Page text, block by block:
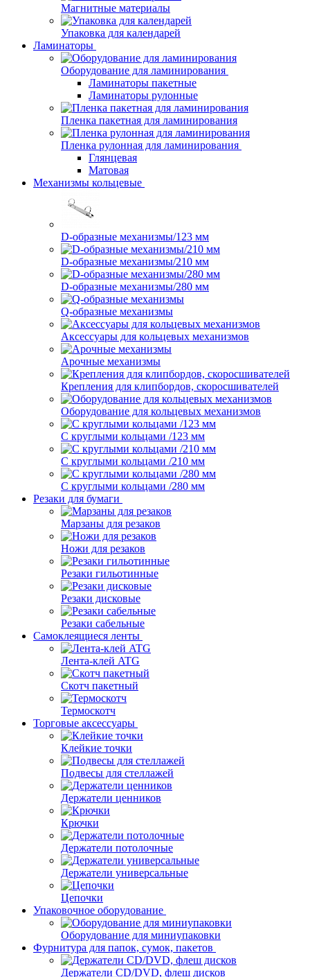
Магнитные материалы
Упаковка для календарей
Ламинаторы
Оборудование для ламинирования
Ламинаторы пакетные
Ламинаторы рулонные
Пленка пакетная для ламинирования
Пленка рулонная для ламинирования
Глянцевая
Матовая
Механизмы кольцевые
D-образные механизмы/123 мм
D-образные механизмы/210 мм
D-образные механизмы/280 мм
Q-образные механизмы
Аксессуары для кольцевых механизмов
Арочные механизмы
Крепления для клипбордов, скоросшивателей
Оборудование для кольцевых механизмов
С круглыми кольцами /123 мм
С круглыми кольцами /210 мм
С круглыми кольцами /280 мм
Резаки для бумаги
Марзаны для резаков
Ножи для резаков
Резаки гильотинные
Резаки дисковые
Резаки сабельные
Самоклеящиеся ленты
Лента-клей ATG
Скотч пакетный
Термоскотч
Торговые аксессуары
Клейкие точки
Подвесы для стеллажей
Держатели ценников
Крючки
Держатели потолочные
Держатели универсальные
Цепочки
Упаковочное оборудование
Оборудование для миниупаковки
Фурнитура для папок, сумок, пакетов
Держатели CD/DVD, флеш дисков